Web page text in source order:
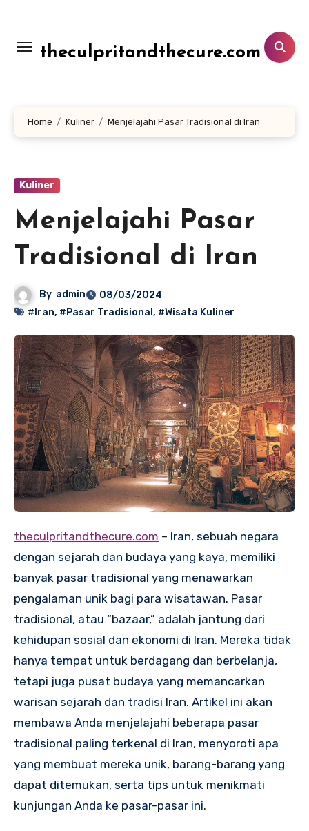
konten
theculpritandthecure.com
Home Kuliner Menjelajahi Pasar Tradisional di Iran
Kuliner
Menjelajahi Pasar
Tradisional di Iran
By admin
08/03/2024
#Iran, #Pasar Tradisional , #Wisata Kuliner
theculpritandthecure.com – Iran, sebuah negara
dengan sejarah dan budaya yang kaya, memiliki
banyak pasar tradisional yang menawarkan
pengalaman unik bagi para wisatawan. Pasar
tradisional, atau “bazaar,” adalah jantung dari
kehidupan sosial dan ekonomi di Iran. Mereka tidak
hanya tempat untuk berdagang dan berbelanja,
tetapi juga pusat budaya yang memancarkan
warisan sejarah dan tradisi Iran. Artikel ini akan
membawa Anda menjelajahi beberapa pasar
tradisional paling terkenal di Iran, menyoroti apa
yang membuat mereka unik, barang-barang yang
dapat ditemukan, serta tips untuk menikmati
kunjungan Anda ke pasar-pasar ini.